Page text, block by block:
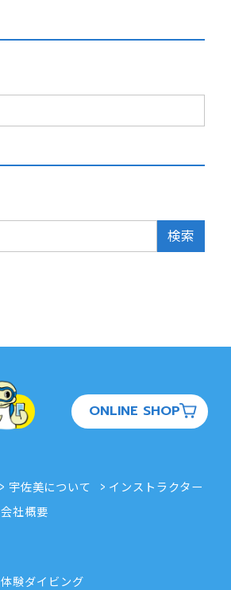
検索
ONLINE SHOP
宇佐美について
インストラクター
会社概要
体験ダイビング